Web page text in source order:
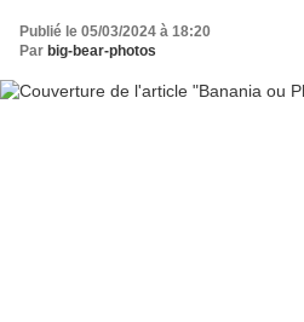
Publié le 05/03/2024 à 18:20
Par big-bear-photos